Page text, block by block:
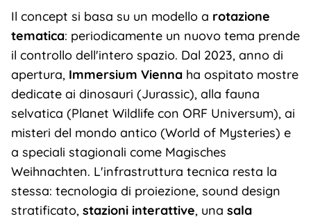
Il concept si basa su un modello a rotazione
tematica: periodicamente un nuovo tema prende
il controllo dell'intero spazio. Dal 2023, anno di
apertura, Immersium Viennaha ospitato mostre
dedicate ai dinosauri (Jurassic), alla fauna
selvatica (Planet Wildlife con ORF Universum), ai
misteri del mondo antico (World of Mysteries) e
a speciali stagionali come Magisches
Weihnachten. L'infrastruttura tecnica resta la
stessa: tecnologia di proiezione, sound design
stratificato, stazioni interattive, una sala